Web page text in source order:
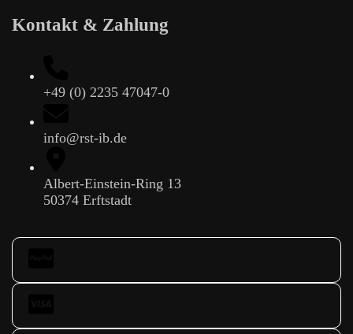
Kontakt & Zahlung
+49 (0) 2235 47047-0
info@rst-ib.de
Albert-Einstein-Ring 13
50374 Erftstadt